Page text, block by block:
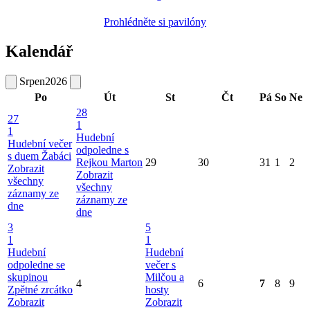
Prohlédněte si pavilóny
Kalendář
Srpen2026
Po
Út St Čt Pá So Ne
27
1
Hudební večer
s duem Žabáci
Zobrazit
všechny
záznamy ze
dne
28
1
Hudební
odpoledne s
Rejkou Marton
Zobrazit
všechny
záznamy ze
dne
29 30 31 1 2
3
1
Hudební
odpoledne se
skupinou
Zpětné zrcátko
Zobrazit
4
5
1
Hudební
večer s
Milčou a
hosty
Zobrazit
6 7 8 9